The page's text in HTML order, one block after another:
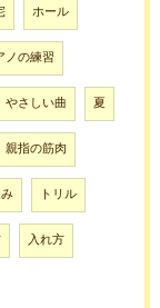
ホール
ノの練習
やさしい曲 夏
親指の筋肉
トリル
入れ方